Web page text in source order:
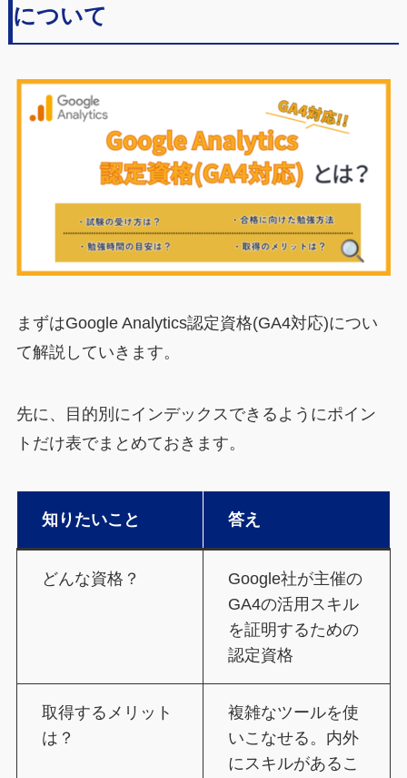
について
まずはGoogle Analytics認定資格(GA4対応)につい
て解説していきます。
先に、目的別にインデックスできるようにポイン
トだけ表でまとめておきます。
知りたいこと 答え
どんな資格？
Google社が主催の
GA4の活用スキル
を証明するための
認定資格
取得するメリット
は？
複雑なツールを使
いこなせる。内外
にスキルがあるこ